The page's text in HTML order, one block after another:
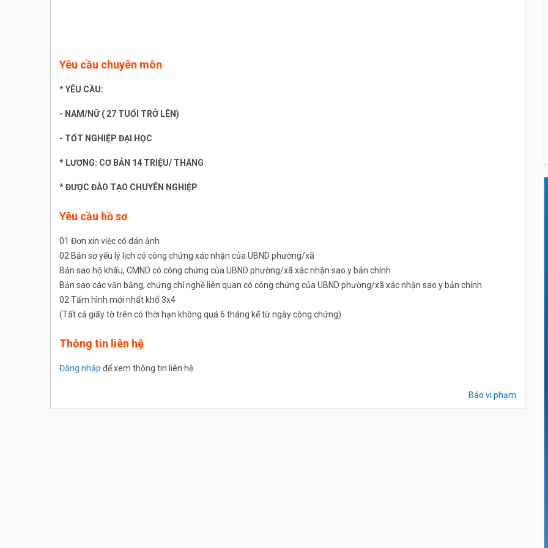
Yêu cầu chuyên môn
* YÊU CẦU:
- NAM/NỮ ( 27 TUỔI TRỞ LÊN)
- TỐT NGHIỆP ĐẠI HỌC
* LƯƠNG: CƠ BẢN 14 TRIỆU/ THÁNG
* ĐƯỢC ĐÀO TẠO CHUYÊN NGHIỆP
Yêu cầu hồ sơ
01 Đơn xin việc có dán ảnh
02 Bản sơ yếu lý lịch có công chứng xác nhận của UBND phường/xã
Bản sao hộ khẩu, CMND có công chứng của UBND phường/xã xác nhận sao y bản chính
Bản sao các văn bằng, chứng chỉ nghề liên quan có công chứng của UBND phường/xã xác nhận sao y bản chính
02 Tấm hình mới nhất khổ 3x4
(Tất cả giấy tờ trên có thời hạn không quá 6 tháng kể từ ngày công chứng)
Thông tin liên hệ
Đăng nhập để xem thông tin liên hệ
Báo vi phạm